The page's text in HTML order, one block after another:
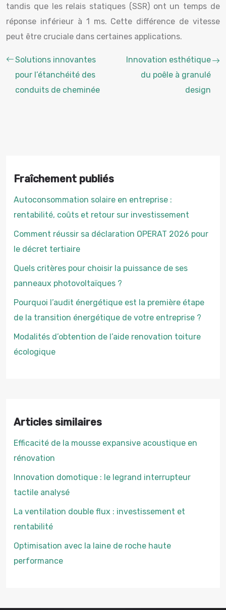
tandis que les relais statiques (SSR) ont un temps de
réponse inférieur à 1 ms. Cette différence de vitesse
peut être cruciale dans certaines applications.
Solutions innovantes
pour l’étanchéité des
conduits de cheminée
Innovation esthétique
du poêle à granulé
design
Fraîchement publiés
Autoconsommation solaire en entreprise :
rentabilité, coûts et retour sur investissement
Comment réussir sa déclaration OPERAT 2026 pour
le décret tertiaire
Quels critères pour choisir la puissance de ses
panneaux photovoltaïques ?
Pourquoi l’audit énergétique est la première étape
de la transition énergétique de votre entreprise ?
Modalités d’obtention de l’aide renovation toiture
écologique
Articles similaires
Efficacité de la mousse expansive acoustique en
rénovation
Innovation domotique : le legrand interrupteur
tactile analysé
La ventilation double flux : investissement et
rentabilité
Optimisation avec la laine de roche haute
performance